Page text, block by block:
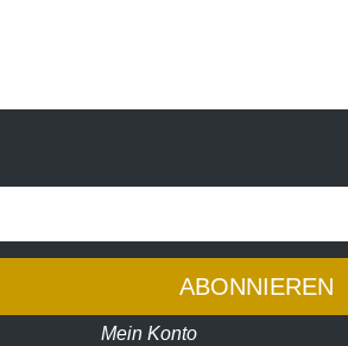
ABONNIEREN
Mein Konto